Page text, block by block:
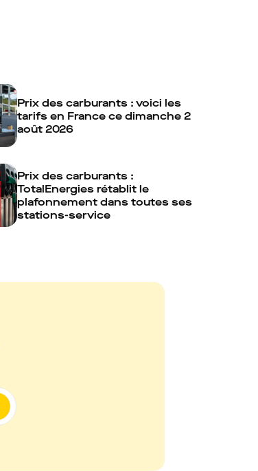
Prix des carburants : voici les
tarifs en France ce dimanche 2
août 2026
Prix des carburants :
TotalEnergies rétablit le
plafonnement dans toutes ses
stations-service